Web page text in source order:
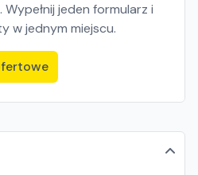
jeden formularz i
w jednym miejscu.